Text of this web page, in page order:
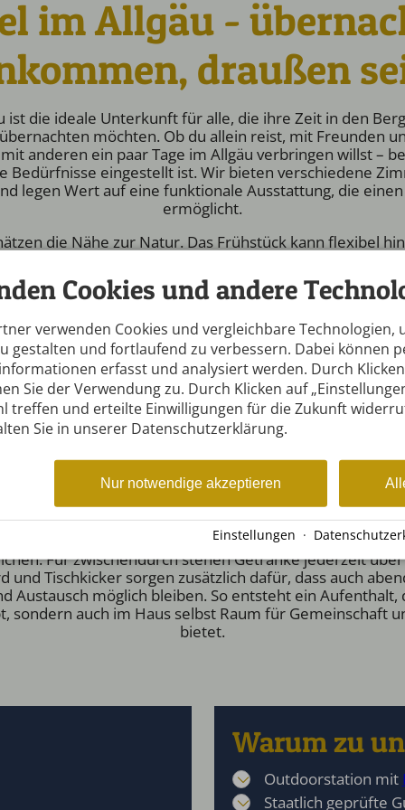
im Allgäu -
draußen
ist die ideale Unterkunft für alle, die ihre Zeit in den
möchten. Ob du allein reist, mit Freunden
anderen ein paar Tage im Allgäu verbringen willst –
Bedürfnisse eingestellt ist. Wir bieten verschiedene
legen Wert auf eine funktionale Ausstattung, die
ermöglicht.
die Nähe zur Natur. Das Frühstück kann flexibel
in den Tag, bevor es hinaus zu Aktivitäten im Allgäu
als auch für mehrere Nächte und bietet eine
klassischen Hotels, ohne auf Komfort zu verzichten.
vergleicht, achtet oft auf Verfügbarkeit,
Gesamtangebot – genau darauf sind wir vorbereitet.
zu unserem Outdoor-Zentrum entstehen
beginnen in unmittelbarer Nähe, egal ob im
Raum für individuelle Gestaltung, Rückzug und
sondern eine Unterkunft, in der Ankommen leichtfällt
durch die Infrastruktur unseres Hauses. Viele
lange Abstimmung oder externe Planung. Nach einem
natürlichen Treffpunkt, um zusammenzukommen
ruhiger mag, nutzt die Aufenthaltsräume mit TV oder
Für zwischendurch stehen Getränke jederzeit
und Tischkicker sorgen zusätzlich dafür, dass auch
Austausch möglich bleiben. So entsteht ein Aufenthalt,
sondern auch im Haus selbst Raum für Gemeinschaft
bietet.
Warum zu
Outdoorstation mit
Staatlich geprüfte
Cookies und andere
verwenden Cookies und vergleichbare Technologien,
gestalten und fortlaufend zu verbessern. Dabei können
erfasst und analysiert werden. Durch
Sie der Verwendung zu. Durch Klicken auf
treffen und erteilte Einwilligungen für die Zukunft
Sie in unserer Datenschutzerklärung.
Nur notwendige akzeptieren
Einstellungen ·